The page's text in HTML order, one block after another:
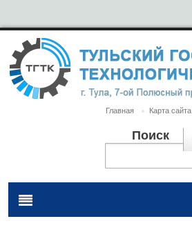
Главная Карта сайта
Поиск